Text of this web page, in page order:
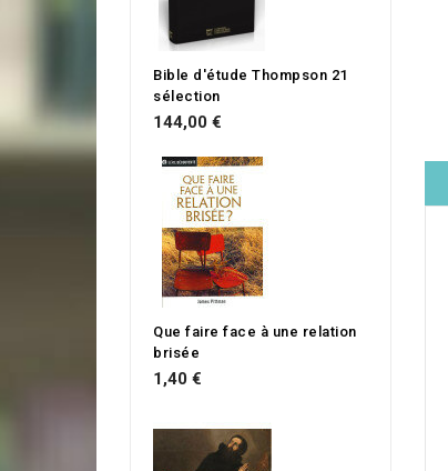
Bible d'étude Thompson 21
sélection
144,00 €
Que faire face à une relation
brisée
1,40 €